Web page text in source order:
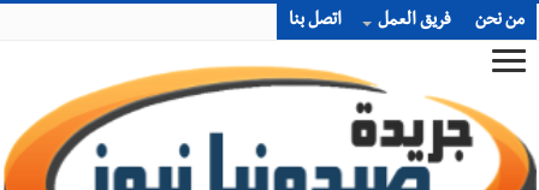
من نحن فريق العمل اتصل بنا